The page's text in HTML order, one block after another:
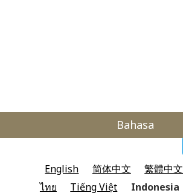
Bahasa
English 简体中文 繁體中文
ไทย
Tiếng Việt Indonesia